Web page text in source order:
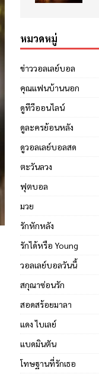
หมวดหมู่
ข่าววอลเลย์บอล
คุณแฟนบ้านนอก
ดูทีวีออนไลน์
ดูละครย้อนหลัง
ดูวอลเลย์บอลสด
ตะวันลวง
ฟุตบอล
มวย
รักหักหลัง
รักได้หรือ Young
วอลเลย์บอลวันนี้
สกุณาซ่อนรัก
สอดสร้อยมาลา
แดง ไบเลย์
แบดมินตัน
โทษฐานที่รักเธอ